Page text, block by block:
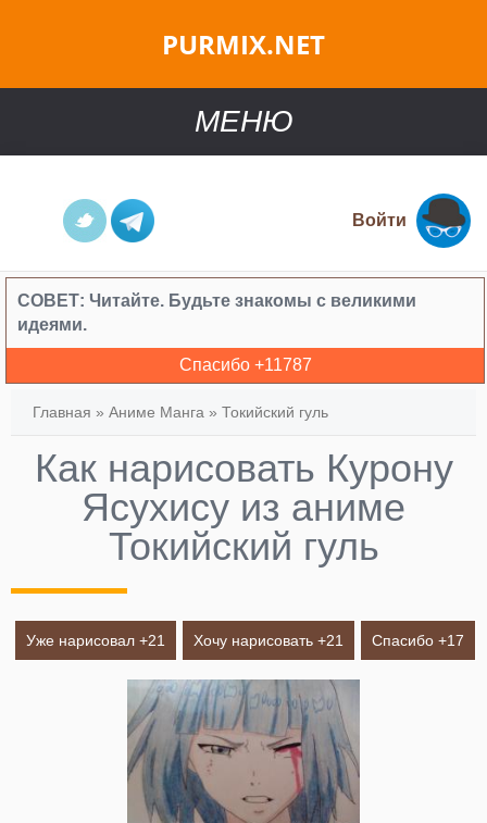
PURMIX.NET
МЕНЮ
Войти
СОВЕТ: Читайте. Будьте знакомы с великими
идеями.
Спасибо +11787
Главная » Аниме Манга » Токийский гуль
Как нарисовать Курону
Ясухису из аниме
Токийский гуль
Уже нарисовал +21 Хочу нарисовать +21 Спасибо +17